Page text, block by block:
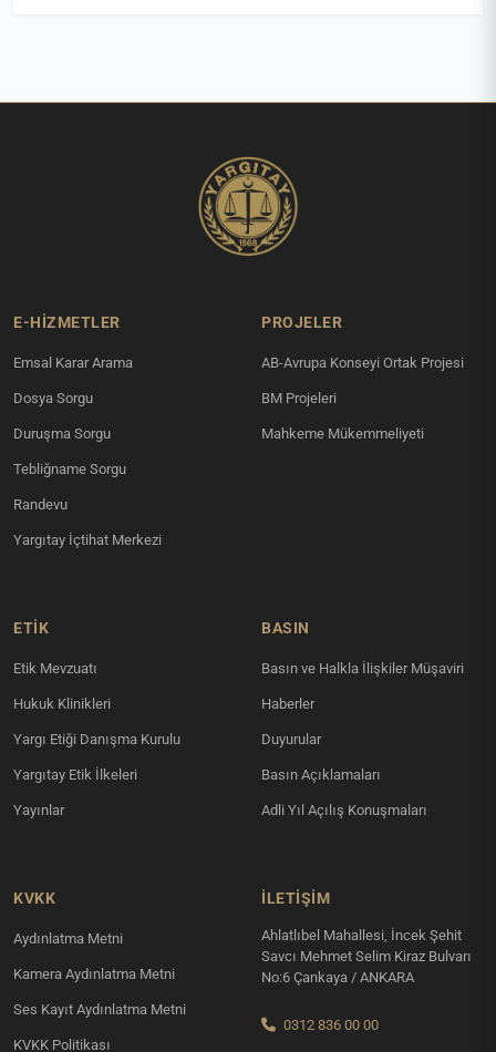
E-HİZMETLER
Emsal Karar Arama
Dosya Sorgu
Duruşma Sorgu
Tebliğname Sorgu
Randevu
Yargıtay İçtihat Merkezi
PROJELER
AB-Avrupa Konseyi Ortak Projesi
BM Projeleri
Mahkeme Mükemmeliyeti
ETİK
Etik Mevzuatı
Hukuk Klinikleri
Yargı Etiği Danışma Kurulu
Yargıtay Etik İlkeleri
Yayınlar
BASIN
Basın ve Halkla İlişkiler Müşaviri
Haberler
Duyurular
Basın Açıklamaları
Adli Yıl Açılış Konuşmaları
KVKK
Aydınlatma Metni
Kamera Aydınlatma Metni
Ses Kayıt Aydınlatma Metni
KVKK Politikası
İLETIŞIM
Ahlatlıbel Mahallesi, İncek Şehit
Savcı Mehmet Selim Kiraz Bulvarı
No:6 Çankaya / ANKARA
0312 836 00 00